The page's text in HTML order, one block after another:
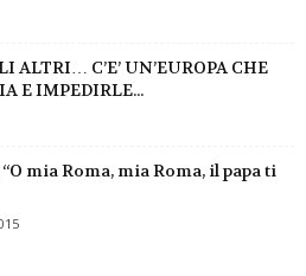
ALTRI… C’E’ UN’EUROPA CHE
E IMPEDIRLE...
“O mia Roma, mia Roma, il papa ti